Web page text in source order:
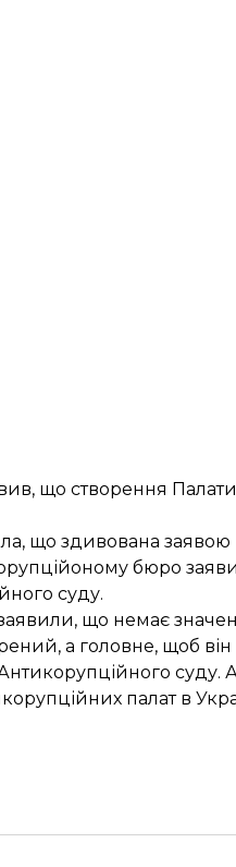
що створення
що здивована
бюро
суду.
що немає
а головне, щоб
суду.
палат в